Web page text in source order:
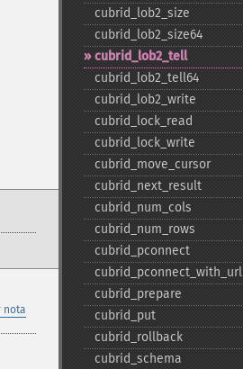
nota
cubrid_​lob2_​size
cubrid_​lob2_​size64
cubrid_​lob2_​tell
cubrid_​lob2_​tell64
cubrid_​lob2_​write
cubrid_​lock_​read
cubrid_​lock_​write
cubrid_​move_​cursor
cubrid_​next_​result
cubrid_​num_​cols
cubrid_​num_​rows
cubrid_​pconnect
cubrid_​pconnect_​with_​url
cubrid_​prepare
cubrid_​put
cubrid_​rollback
cubrid_​schema